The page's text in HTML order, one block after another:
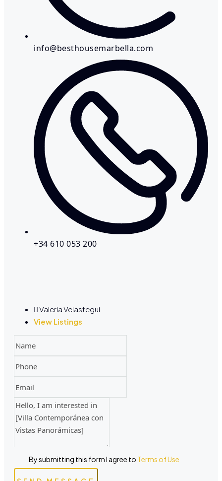
info@besthousemarbella.com
+34 610 053 200
Valeria Velastegui
View Listings
By submitting this form I agree to Terms of Use